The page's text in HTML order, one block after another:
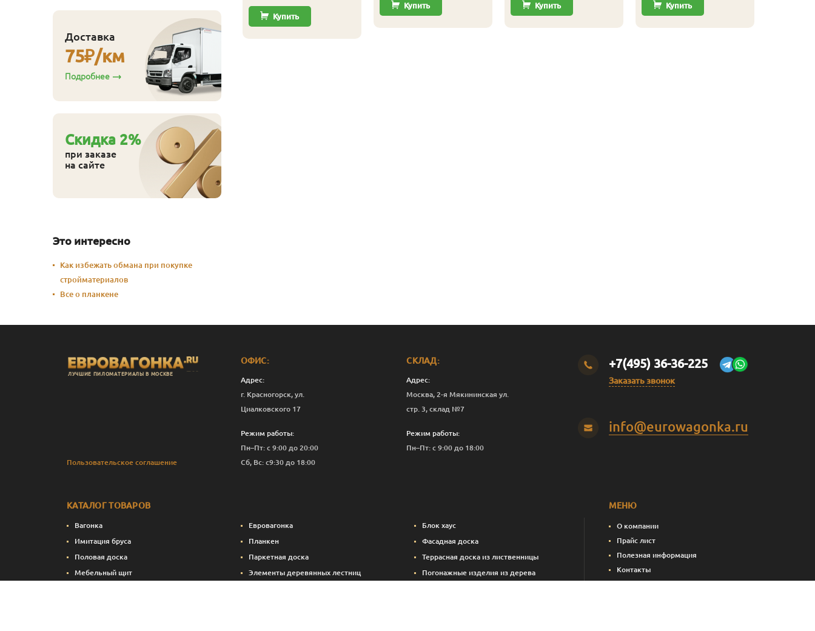
Купить
Купить Купить Купить
Доставка
75₽/км
Подробнее
Cкидка 2%
при заказе
на сайте
Это интересно
Как избежать обмана при покупке
стройматериалов
Все о планкене
ЛУЧШИЕ ПИЛОМАТЕРИАЛЫ В МОСКВЕ
Пользовательское соглашение
ОФИС:
Адрес:
г. Красногорск, ул.
Циалковского 17
Режим работы:
Пн–Пт: с 9:00 до 20:00
Сб, Вс: с9:30 до 18:00
СКЛАД:
Адрес:
Москва, 2-я Мякининская ул.
стр. 3, склад №7
Режим работы:
Пн–Пт: с 9:00 до 18:00
+7(495) 36-36-225
Заказать звонок
info@eurowagonka.ru
КАТАЛОГ ТОВАРОВ
Вагонка Евровагонка
Блок хаус
Имитация бруса
Планкен
Фасадная доска
Половая доска
Паркетная доска
Террасная доска из лиственницы
Мебельный щит
Элементы деревянных лестниц
Погонажные изделия из дерева
МЕНЮ
О компании
Прайс лист
Полезная информация
Контакты